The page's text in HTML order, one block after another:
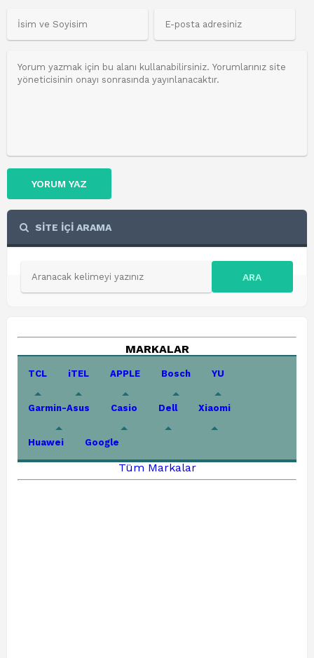
YORUM YAZ
SİTE İÇİ ARAMA
ARA
MARKALAR
TCL iTEL APPLE Bosch YU
Garmin-Asus Casio Dell Xiaomi
Huawei Google
Tüm Markalar